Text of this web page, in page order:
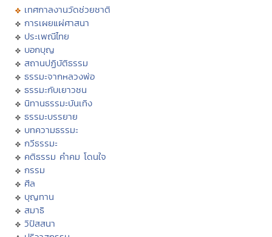
เทศกาลงานวัดช่วยชาติ
การเผยแผ่ศาสนา
ประเพณีไทย
บอกบุญ
สถานปฏิบัติธรรม
ธรรมะจากหลวงพ่อ
ธรรมะกับเยาวชน
นิทานธรรมะบันเทิง
ธรรมะบรรยาย
บทความธรรมะ
กวีธรรมะ
คติธรรม คำคม โดนใจ
กรรม
ศีล
บุญทาน
สมาธิ
วิปัสสนา